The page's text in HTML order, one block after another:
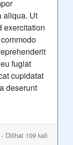
aliqua. Ut
exercitation
fugiat
cupidatat
deserunt
Dilihat 109 kali